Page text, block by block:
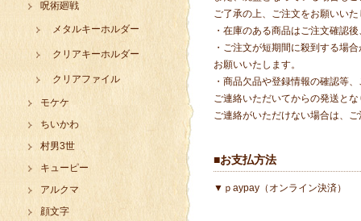
ご了承の上、ご注文をお願いい
・在庫のある商品はご注文確認
・ご注文が短期間に殺到する場
お願いいたします。
・商品欠品や登録情報の確認等
ご連絡いただいてからの発送と
ご連絡がいただけない場合は、
■お支払方法
▼ｐaypay（オンライン決済）
呪術廻戦
メタルキーホルダー
クリアキーホルダー
クリアファイル
モケケ
ちいかわ
村男3世
キューピー
アルクマ
顔文字